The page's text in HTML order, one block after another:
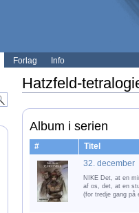
Forlag Info
Hatzfeld-
Album i serien
# Titel
32. december
NIKE Det, at en
af os, det, at en
(for tredje gang